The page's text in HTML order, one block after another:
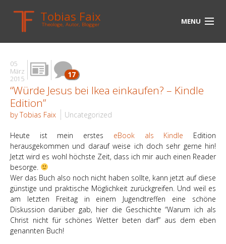
Tobias Faix
Theologe, Autor, Blogger MENU
HOME
BLOG
BIOGRAPHIE
BÜCHER
UNTERWEGS
MEDIEN
KONTAKT
LINKS
05
März
2015
17
“Würde Jesus bei Ikea einkaufen? – Kindle
Edition”
by Tobias Faix Uncategorized
Heute ist mein erstes eBook als Kindle Edition
herausgekommen und darauf weise ich doch sehr gerne hin!
Jetzt wird es wohl höchste Zeit, dass ich mir auch einen Reader
besorge.
Wer das Buch also noch nicht haben sollte, kann jetzt auf diese
günstige und praktische Möglichkeit zurückgreifen. Und weil es
am letzten Freitag in einem Jugendtreffen eine schöne
Diskussion darüber gab, hier die Geschichte “Warum ich als
Christ nicht für schönes Wetter beten darf” aus dem eben
genannten Buch!